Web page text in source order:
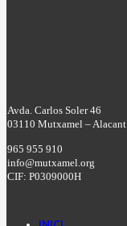
Avda. Carlos Soler 46
03110 Mutxamel – Alacant
965 955 910
info@mutxamel.org
CIF: P0309000H